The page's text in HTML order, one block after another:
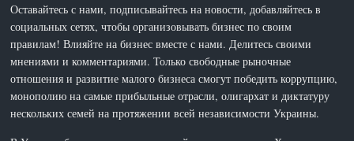
Оставайтесь с нами, подписывайтесь на новости, добавляйтесь в
социальных сетях, чтобы организовывать бизнес по своим
правилам! Влияйте на бизнес вместе с нами. Делитесь своими
мнениями и комментариями. Только свободные рыночные
отношения и развитие малого бизнеса смогут победить коррупцию,
монополию на самые прибыльные отрасли, олигархат и диктатуру
нескольких семей на протяжении всей независимости Украины.